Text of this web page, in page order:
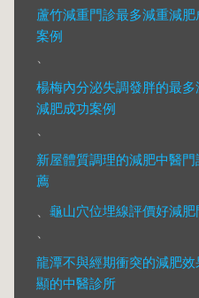
蘆竹減重門診最多減重減肥
案例
楊梅內分泌失調發胖的最多
減肥成功案例
新屋體質調理的減肥中醫門
薦
龜山穴位埋線評價好減肥
龍潭不與經期衝突的減肥效
顯的中醫診所